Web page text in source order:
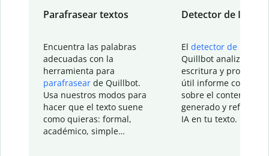
Parafrasear textos
Encuentra las palabras
adecuadas con la
herramienta para
parafrasear de Quillbot.
Usa nuestros modos para
hacer que el texto suene
como quieras: formal,
académico, simple…
Detector de IA
El detector de IA
Quillbot analiza tu
escritura y
útil informe con
sobre el contenido
generado y refinado
IA en tu texto.